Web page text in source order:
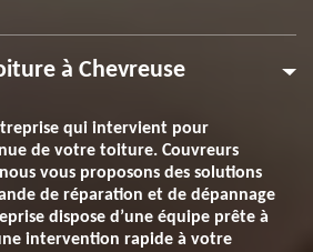
à Chevreuse
qui intervient pour
de votre toiture. Couvreurs
vous proposons des solutions
de réparation et de dépannage
dispose d’une équipe prête à
intervention rapide à votre